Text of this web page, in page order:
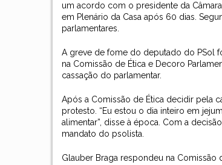
um acordo com o presidente da
em Plenário da Casa após 60 dias.
parlamentares.
A greve de fome do deputado do PSol
na Comissão de Ética e Decoro
cassação do parlamentar.
Após a Comissão de Ética decidir pela
protesto. “Eu estou o dia inteiro em
alimentar”, disse à época. Com a
mandato do psolista.
Glauber Braga respondeu na Comissão